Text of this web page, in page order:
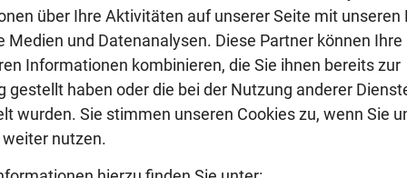
über Ihre Aktivitäten auf unserer Seite mit unseren
Medien und Datenanalysen. Diese Partner können Ihre
Informationen kombinieren, die Sie ihnen bereits zur
gestellt haben oder die bei der Nutzung anderer
wurden. Sie stimmen unseren Cookies zu, wenn Sie
nutzen.